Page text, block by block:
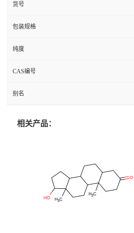
货号
包装规格
纯度
CAS编号
别名
相关产品：